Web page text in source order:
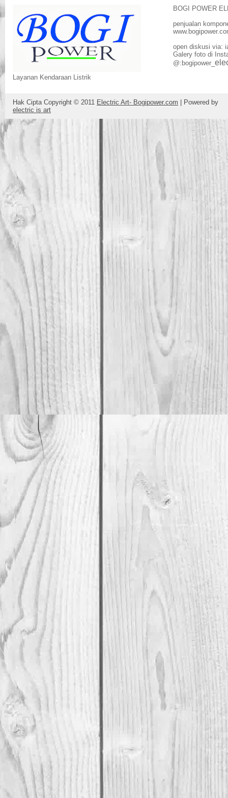
Layanan Kendaraan Listrik
BOGI POWER
penjualan
open diskusi via:
Galery foto di
@:bogipower_
Hak Cipta Copyright © 2011 Electric Art- Bogipower.com | Powered by
electric is art